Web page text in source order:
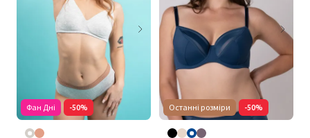
Фан Дні -50% Останні розміри -50%